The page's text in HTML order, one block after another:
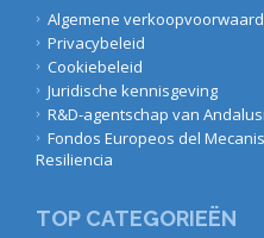
Algemene
Privacybeleid
Cookiebeleid
Juridische kennisgeving
R&D-agentschap van
Fondos Europeos del
Resiliencia
TOP CATEGORIEËN